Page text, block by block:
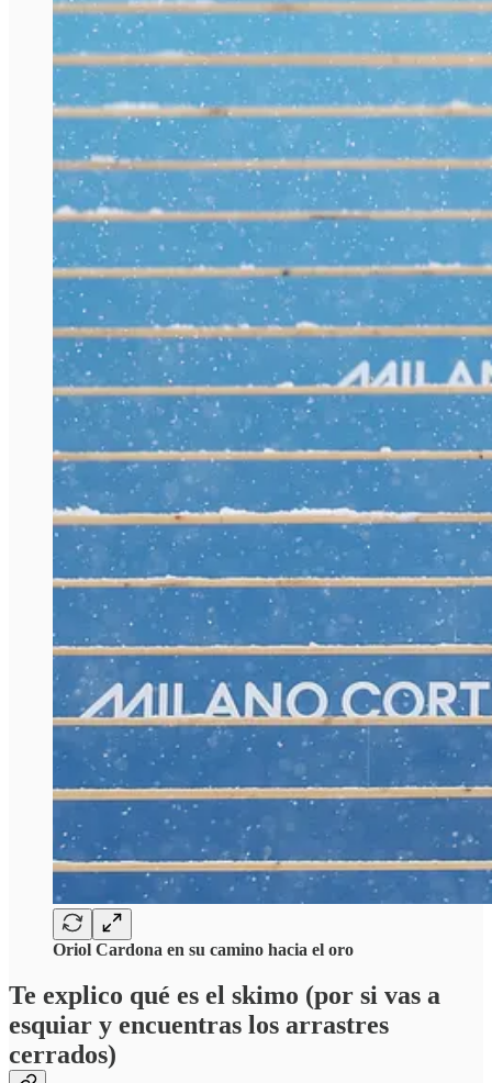
Oriol Cardona en su camino hacia el oro
Te explico qué es el skimo (por si vas a
esquiar y encuentras los arrastres
cerrados)